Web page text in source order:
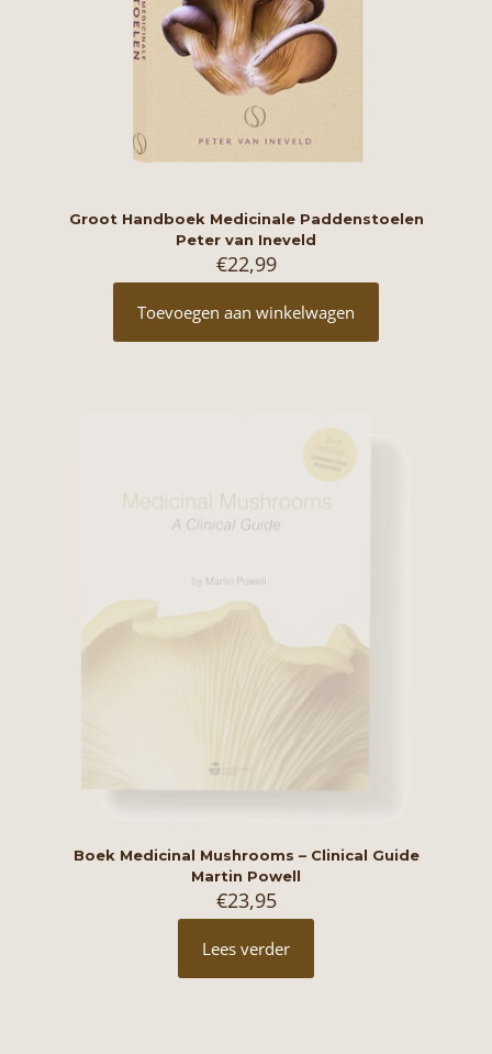
Groot Handboek Medicinale Paddenstoelen
Peter van Ineveld
€22,99
Toevoegen aan winkelwagen
Boek Medicinal Mushrooms – Clinical Guide
Martin Powell
€23,95
Lees verder